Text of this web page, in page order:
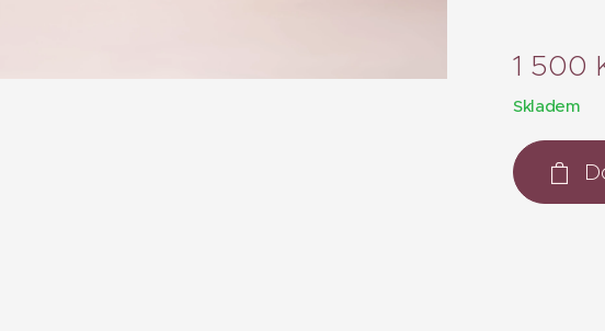
1 500
Skladem